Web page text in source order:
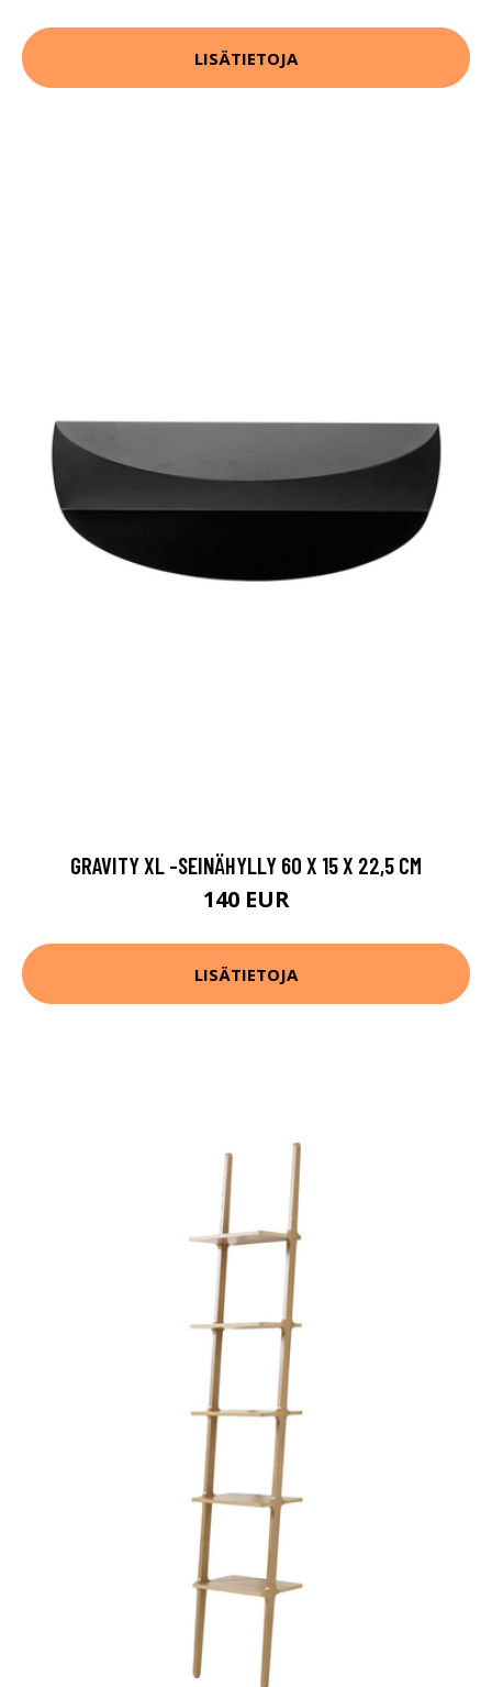
LISÄTIETOJA
GRAVITY XL -SEINÄHYLLY 60 X 15 X 22,5 CM
140 EUR
LISÄTIETOJA